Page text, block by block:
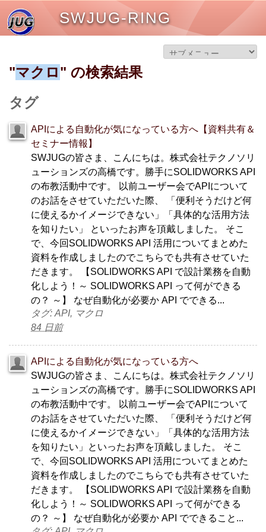
SWJUG-RING
"マクロ" の検索結果
タグ
APIによる自動化が気になっている方へ【資料共有＆
セミナー情報】
SWJUGの皆さま、こんにちは。株式会社テクノソリ
ューションズの高橋です。勝手にSOLIDWORKS API
の布教活動中です。 以前ユーザー会でAPIについて
のお話をさせていただいた際、 「便利そうだけど何
に使えるかイメージできない」「具体的な活用方法
を知りたい」 といったお声を頂戴しました。 そこ
で、今回SOLIDWORKS API 活用についてまとめた
資料を作成しましたのでこちらでも共有させていた
だきます。 【SOLIDWORKS API で設計業務を自動
化しよう！～ SOLIDWORKS API って何ができる
の？ ～】 なぜ自動化が必要か API でできる...
タグ: API, マクロ
84 日前
APIによる自動化が気になっている方へ
SWJUGの皆さま、こんにちは。株式会社テクノソリ
ューションズの高橋です。勝手にSOLIDWORKS API
の布教活動中です。 以前ユーザー会でAPIについて
のお話をさせていただいた際、 「便利そうだけど何
に使えるかイメージできない」「具体的な活用方法
を知りたい」といったお声を頂戴しました。 そこ
で、今回SOLIDWORKS API 活用についてまとめた
資料を作成しましたのでこちらでも共有させていた
だきます。 【SOLIDWORKS API で設計業務を自動
化しよう！～ SOLIDWORKS API って何ができる
の？ ～】 なぜ自動化が必要か API でできること...